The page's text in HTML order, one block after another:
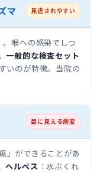
マ 見逃されやすい
喉への感染でしつ
一般的な検査セット
いのが特徴。当院の
目に見える病変
」ができることがあ
ヘルペス ：水ぶくれ